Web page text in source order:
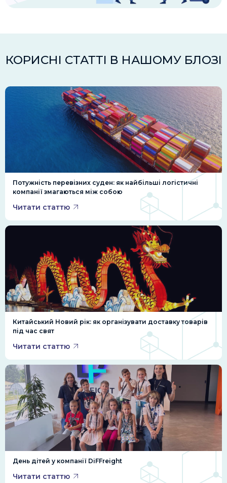
КОРИСНІ СТАТТІ В НАШОМУ БЛОЗІ
Потужність перевізних суден: як найбільші логістичні
компанії змагаються між собою
Читати статтю
Китайський Новий рік: як організувати доставку товарів
під час свят
Читати статтю
День дітей у компанії DiFFreight
Читати статтю